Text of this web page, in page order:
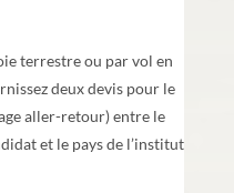
terrestre ou par vol en
deux devis pour le
aller-retour) entre le
et le pays de l’institut